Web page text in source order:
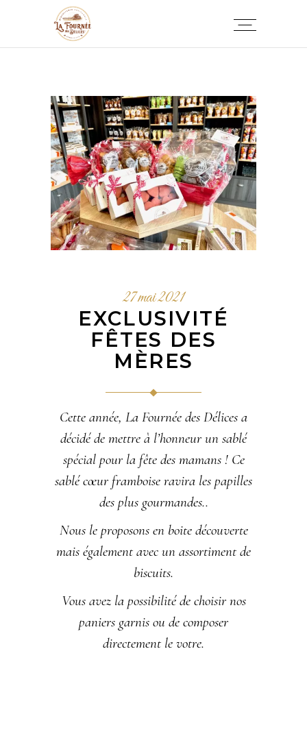
27 mai 2021
EXCLUSIVITÉ
FÊTES DES
MÈRES
Cette année, La Fournée des Délices a
décidé de mettre à l’honneur un sablé
spécial pour la fête des mamans ! Ce
sablé cœur framboise ravira les papilles
des plus gourmandes..
Nous le proposons en boite découverte
mais également avec un assortiment de
biscuits.
Vous avez la possibilité de choisir nos
paniers garnis ou de composer
directement le votre.